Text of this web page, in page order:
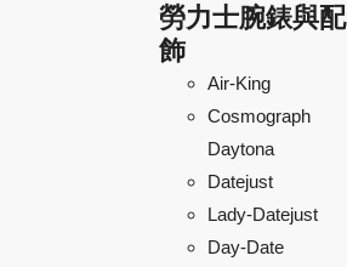
勞力士腕錶與配
飾
Air-King
Cosmograph
Daytona
Datejust
Lady-Datejust
Day-Date